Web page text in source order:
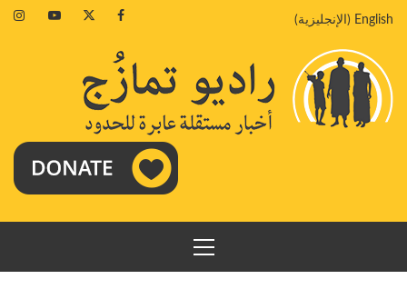
إلىEnglish
( الإنجليزية)
Facebook
Twitter
Youtube
القائمة
الرئيسية